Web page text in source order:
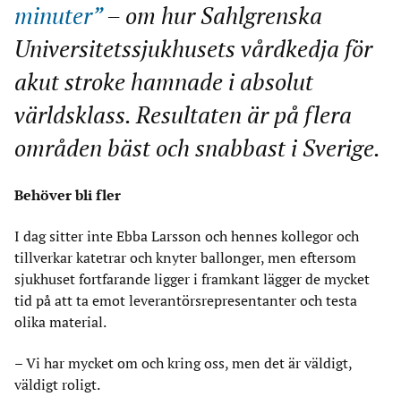
minuter”– om hur Sahlgrenska
Universitetssjukhusets vårdkedja för
akut stroke hamnade i absolut
världsklass. Resultaten är på flera
områden bäst och snabbast i Sverige.
Behöver bli fler
I dag sitter inte Ebba Larsson och hennes kollegor och
tillverkar katetrar och knyter ballonger, men eftersom
sjukhuset fortfarande ligger i framkant lägger de mycket
tid på att ta emot leverantörsrepresentanter och testa
olika material.
– Vi har mycket om och kring oss, men det är väldigt,
väldigt roligt.